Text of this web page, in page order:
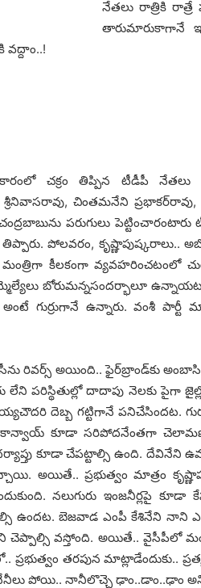
నేత‌లు రాత్రికి
తారుమారుకాగానే
చ‌క్రం తిప్పిన టీడీపీ నేత‌లు
చింత‌మ‌నేని
ప‌రుగులు
పోల‌వ‌రం, కృష్ణాపుష్క‌రాలు..
కీల‌కంగా వ్య‌వ‌హ‌రించ‌టంలో
బోరుమన్నసంద‌ర్భాలూ
గుర్రుగానే ఉన్నారు. వంశీ
రివ‌ర్స్ అయింది.. ఫైర్‌బ్రాండ్‌కు
ప‌రిస్థితుల్లో దాదాపు నెల‌కు పైగా
దెబ్బ గ‌ట్టిగానే ప‌నిచేసింద‌ట‌.
కాన్వాయ్ కూడా స‌రిపోదనేంత‌గా
కూడా చేప‌ట్టాల్సి ఉంది.
అయితే.. ప్ర‌భుత్వం మాత్రం
న‌లుగురు ఇంజ‌నీర్ల‌పై కూడా
బెజ‌వాడ ఎంపీ కేశినేని నాని
వ‌స్తోంది. అయితే.. వైసీపీలో
త‌ర‌పున మాట్లాడేందుకు..
నేనీలు పోయి.. నానీలొచ్చె ఢాం..డాం..ఢాం